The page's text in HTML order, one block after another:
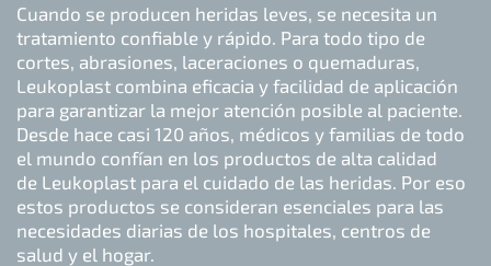
Cuando se producen heridas leves, se necesita un
tratamiento confiable y rápido. Para todo tipo de
cortes, abrasiones, laceraciones o quemaduras,
Leukoplast combina eficacia y facilidad de aplicación
para garantizar la mejor atención posible al paciente.
Desde hace casi 120 años, médicos y familias de todo
el mundo confían en los productos de alta calidad
de Leukoplast para el cuidado de las heridas. Por eso
estos productos se consideran esenciales para las
necesidades diarias de los hospitales, centros de
salud y el hogar.